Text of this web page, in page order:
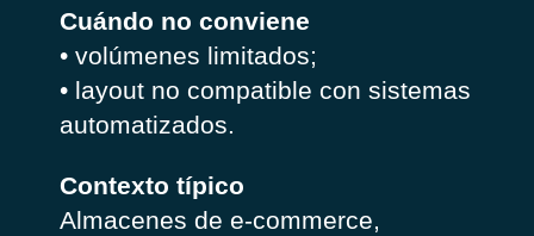
Cuándo no conviene
• volúmenes limitados;
• layout no compatible con sistemas
automatizados.
Contexto típico
Almacenes de e-commerce,